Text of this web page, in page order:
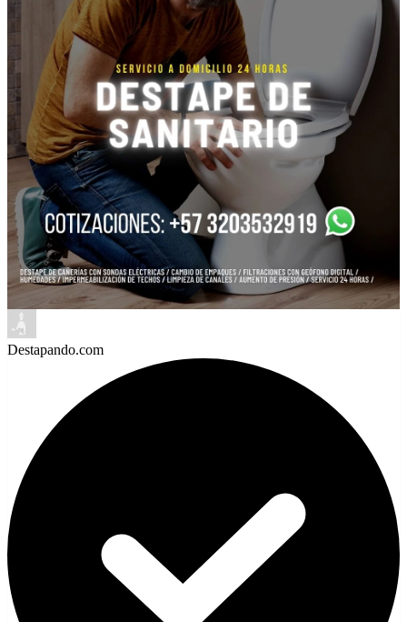
Destapando.com